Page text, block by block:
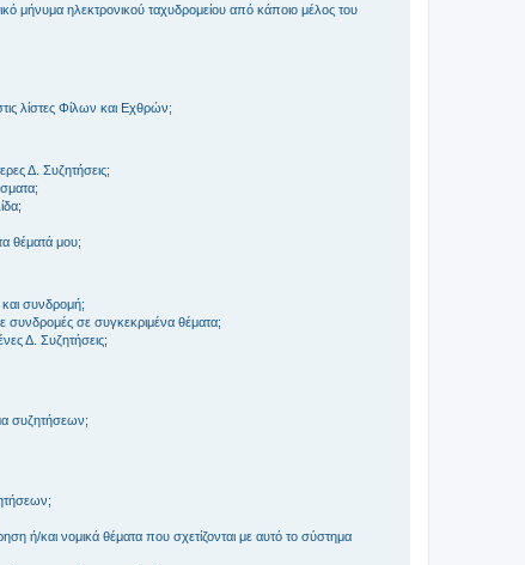
μήνυμα ηλεκτρονικού ταχυδρομείου από κάποιο μέλος του
λίστες Φίλων και Εχθρών;
Δ. Συζητήσεις;
θέματά μου;
και συνδρομή;
συνδρομές σε συγκεκριμένα θέματα;
Δ. Συζητήσεις;
συζητήσεων;
ή/και νομικά θέματα που σχετίζονται με αυτό το σύστημα